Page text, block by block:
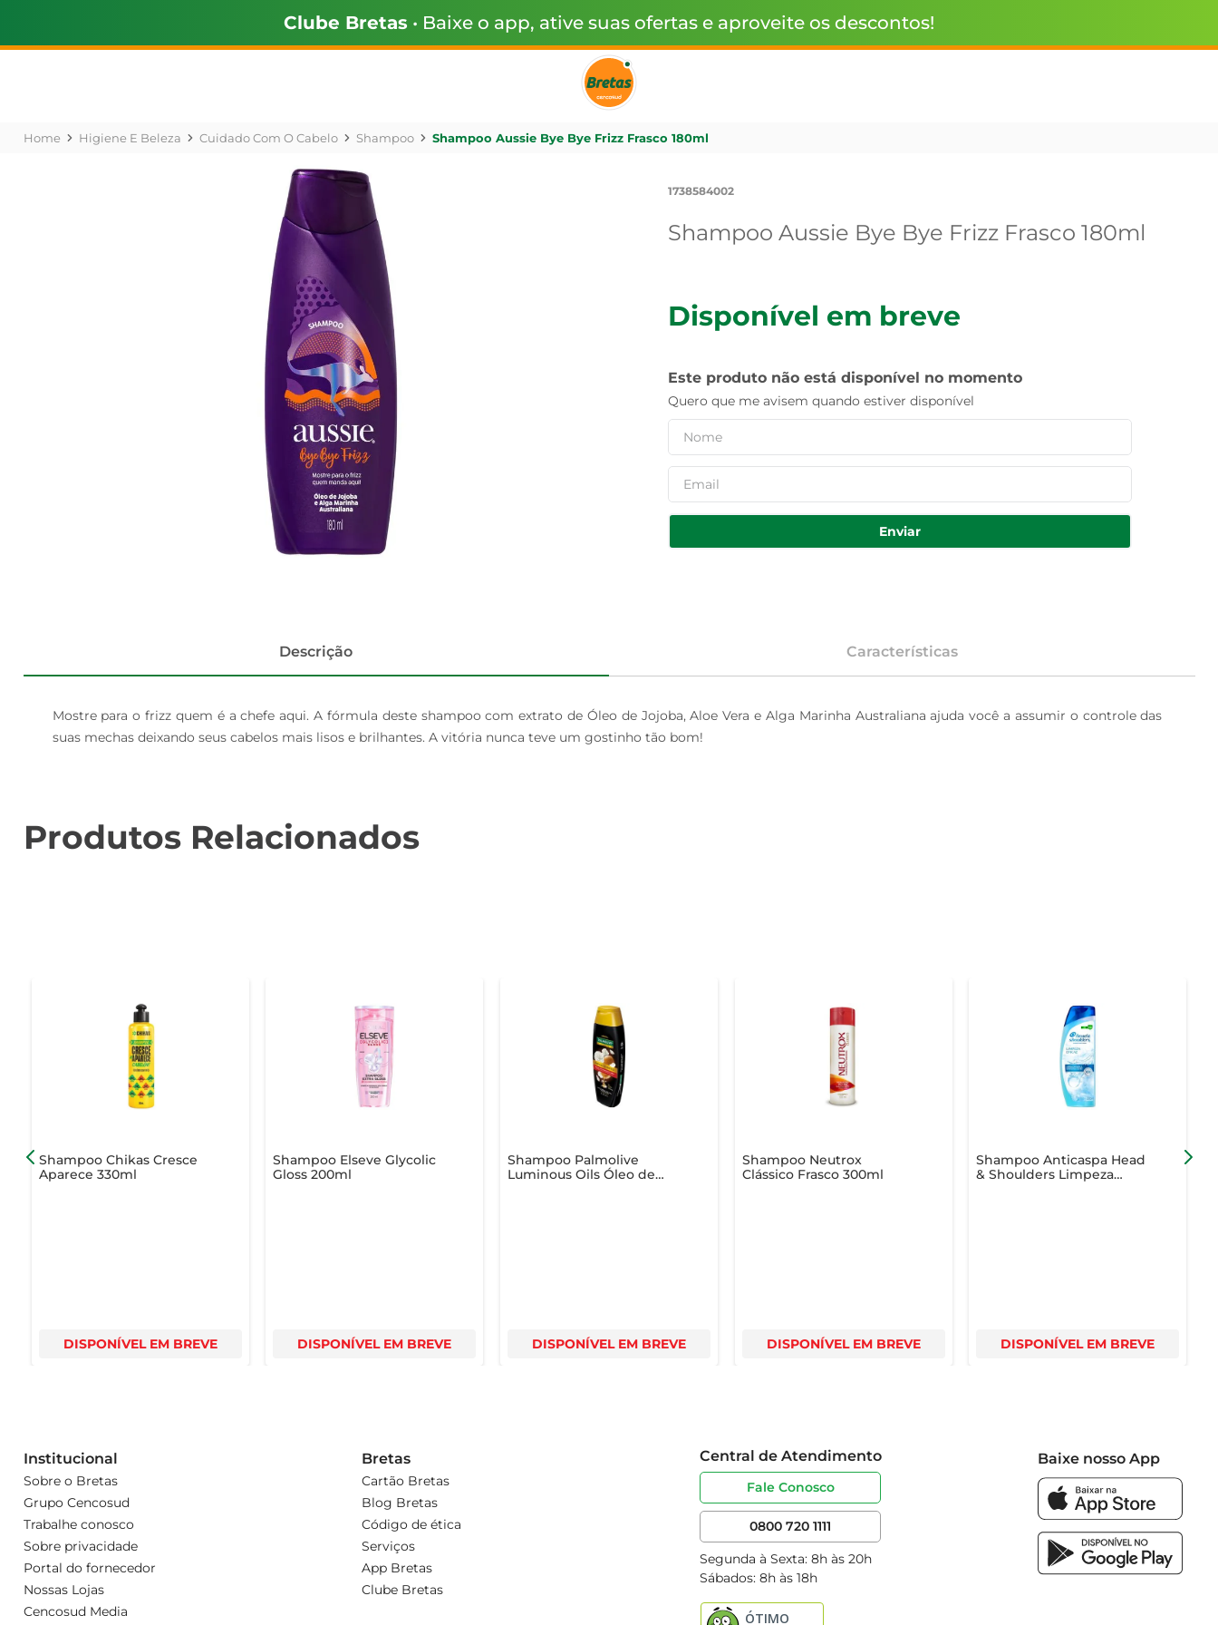
Clube Bretas • Baixe o app, ative suas ofertas e aproveite os descontos!
Higiene E Beleza Cuidado Com O Cabelo Shampoo Shampoo Aussie Bye Bye Frizz Frasco 180ml
1738584002
Shampoo Aussie Bye Bye Frizz Frasco 180ml
Disponível em breve
Este produto não está disponível no momento
Quero que me avisem quando estiver disponível
Enviar
Descrição Características
Mostre para o frizz quem é a chefe aqui. A fórmula deste shampoo com extrato de Óleo de Jojoba, Aloe Vera e Alga Marinha Australiana ajuda você a assumir o controle das
suas mechas deixando seus cabelos mais lisos e brilhantes. A vitória nunca teve um gostinho tão bom!
Produtos Relacionados
Shampoo Chikas Cresce
Aparece 330ml
DISPONÍVEL EM BREVE
Shampoo Elseve Glycolic
Gloss 200ml
DISPONÍVEL EM BREVE
Shampoo Palmolive
Luminous Oils Óleo de
DISPONÍVEL EM BREVE
Shampoo Neutrox
Clássico Frasco 300ml
DISPONÍVEL EM BREVE
Shampoo Anticaspa Head
& Shoulders Limpeza
DISPONÍVEL EM BREVE
Institucional
Sobre o Bretas
Grupo Cencosud
Trabalhe conosco
Sobre privacidade
Portal do fornecedor
Nossas Lojas
Cencosud Media
Bretas
Cartão Bretas
Blog Bretas
Código de ética
Serviços
App Bretas
Clube Bretas
Central de Atendimento
Fale Conosco
0800 720 1111
Segunda à Sexta: 8h às 20h
Sábados: 8h às 18h
Baixe nosso App